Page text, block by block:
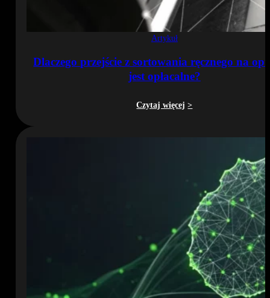
Artykuł
Dlaczego przejście z sortowania ręcznego na
jest opłacalne?
Czytaj więcej